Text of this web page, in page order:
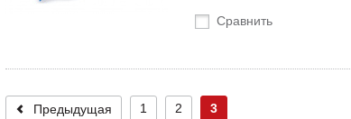
Сравнить
Предыдущая 1 2 3